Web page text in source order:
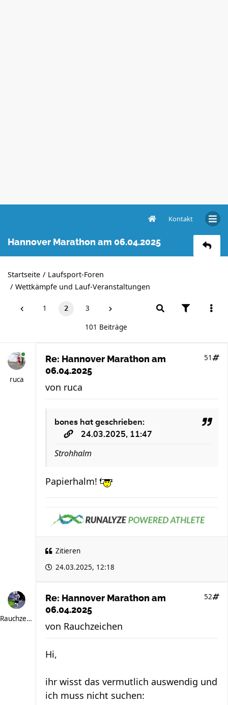
Kontakt
Hannover Marathon am 06.04.2025
Startseite
Laufsport-Foren
Wettkämpfe und Lauf-Veranstaltungen
1 2 3
101 Beiträge
ruca
Re: Hannover Marathon am
06.04.2025
51
von ruca
bones hat geschrieben:
24.03.2025, 11:47
Strohhalm
Papierhalm!
Zitieren
24.03.2025, 12:18
Rauchzeichen
Re: Hannover Marathon am
06.04.2025
52
von Rauchzeichen
Hi,
ihr wisst das vermutlich auswendig und
ich muss nicht suchen: